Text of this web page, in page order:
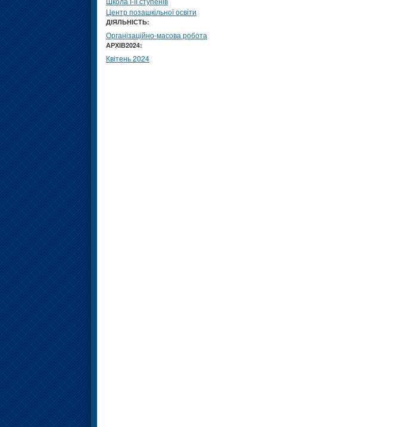
Центр позашкільної освіти
ДІЯЛЬНІСТЬ:
Організаційно-масова робота
АРХІВ2024:
Квітень 2024